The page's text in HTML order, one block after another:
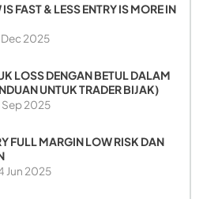
FAST & LESS ENTRY IS MORE IN
Dec 2025
LOSS DENGAN BETUL DALAM
UNTUK TRADER BIJAK)
Sep 2025
FULL MARGIN LOW RISK DAN
Jun 2025